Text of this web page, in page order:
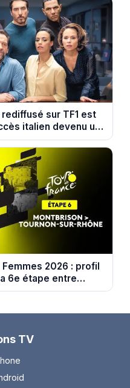
sur TF1 est
italien devenu un
Femmes 2026 : profil
6e étape entre
sur-Rhône
TV